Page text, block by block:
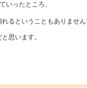
いったところ、
るということもありません
思います。